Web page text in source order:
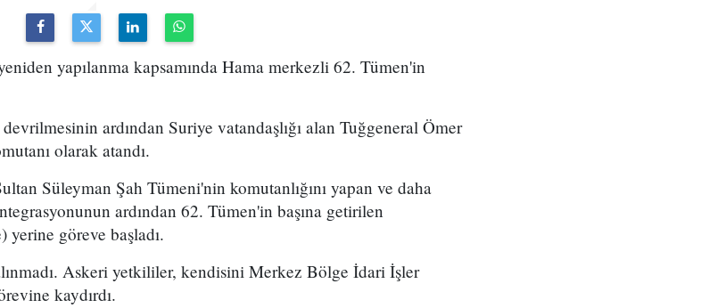
yapılanma kapsamında Hama merkezli 62. Tümen'in
ardından Suriye vatandaşlığı alan Tuğgeneral Ömer
olarak atandı.
Süleyman Şah Tümeni'nin komutanlığını yapan ve daha
ardından 62. Tümen'in başına getirilen
göreve başladı.
Askeri yetkililer, kendisini Merkez Bölge İdari İşler
kaydırdı.